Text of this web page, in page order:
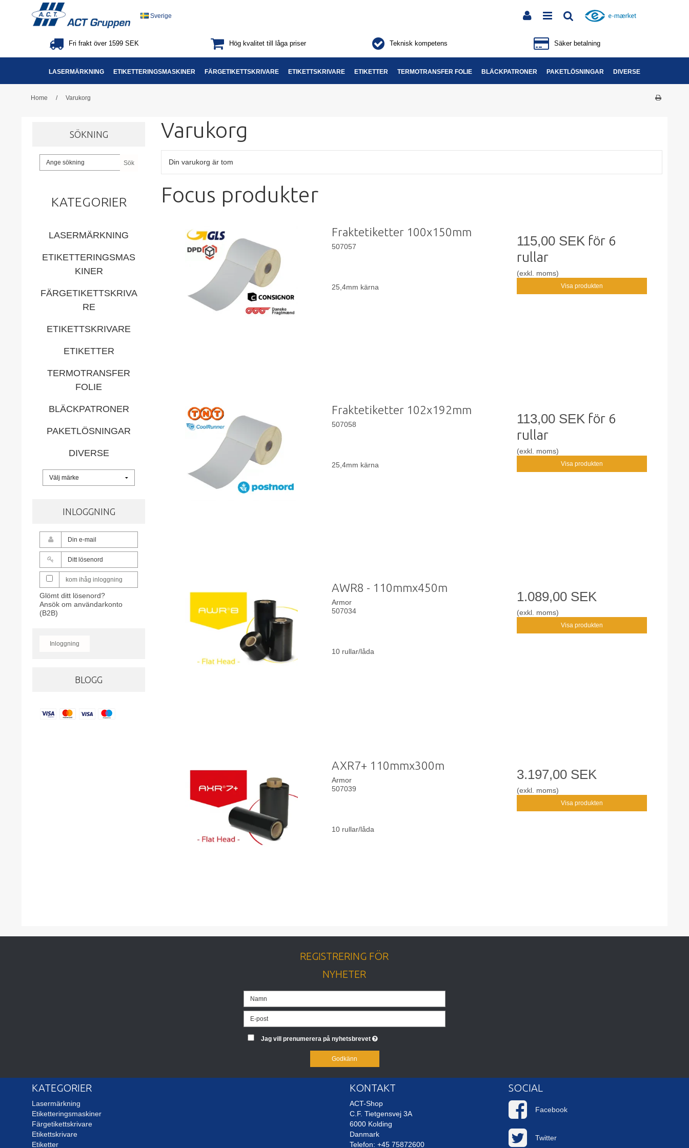
Sverige
Fri frakt över 1599 SEK Hög kvalitet till låga priser Teknisk kompetens Säker betalning
LASERMÄRKNING ETIKETTERINGSMASKINER FÄRGETIKETTSKRIVARE ETIKETTSKRIVARE ETIKETTER TERMOTRANSFER FOLIE BLÄCKPATRONER PAKETLÖSNINGAR DIVERSE
Home / Varukorg
SÖKNING
Sök
KATEGORIER
LASERMÄRKNING
ETIKETTERINGSMAS
KINER
FÄRGETIKETTSKRIVA
RE
ETIKETTSKRIVARE
ETIKETTER
TERMOTRANSFER
FOLIE
BLÄCKPATRONER
PAKETLÖSNINGAR
DIVERSE
INLOGGNING
kom ihåg inloggning
Glömt ditt lösenord?
Ansök om användarkonto
(B2B)
Inloggning
BLOGG
Varukorg
Din varukorg är tom
Focus produkter
Fraktetiketter 100x150mm
507057
25,4mm kärna
115,00 SEK för 6
rullar
(exkl. moms)
Visa produkten
Fraktetiketter 102x192mm
507058
25,4mm kärna
113,00 SEK för 6
rullar
(exkl. moms)
Visa produkten
AWR8 - 110mmx450m
Armor
507034
10 rullar/låda
1.089,00 SEK
(exkl. moms)
Visa produkten
AXR7+ 110mmx300m
Armor
507039
10 rullar/låda
3.197,00 SEK
(exkl. moms)
Visa produkten
REGISTRERING FÖR
NYHETER
Jag vill prenumerera på nyhetsbrevet
Godkänn
KATEGORIER
Lasermärkning
Etiketteringsmaskiner
Färgetikettskrivare
Etikettskrivare
Etiketter
KONTAKT
ACT-Shop
C.F. Tietgensvej 3A
6000 Kolding
Danmark
Telefon: +45 75872600
SOCIAL
Facebook
Twitter